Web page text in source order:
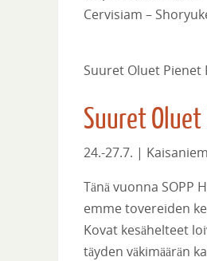
Cervisiam –
Suuret Oluet Pienet
Suuret
24.-27.7. |
Tänä vuonna SOPP
emme tovereiden
Kovat kesähelteet
täyden väkimäärän